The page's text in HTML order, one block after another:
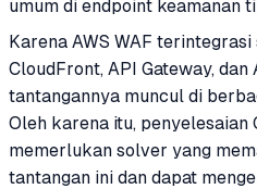
umum di endpoint keamanan
Karena AWS WAF
CloudFront, API Gateway,
tantangannya muncul di
Oleh karena itu, penyelesaian
memerlukan solver yang
tantangan ini dan dapat